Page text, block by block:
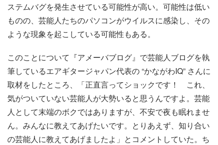
ステムバグを発生させている可能性が高い。可能性は低い
ものの、芸能人たちのパソコンがウイルスに感染し、その
ような現象を起こしている可能性もある。
このことについて『アメーバブログ』で芸能人ブログを執
筆しているエアギタージャパン代表の “かながわIQ” さんに
取材をしたところ、「正直言ってショックです！ これ、
気がついていない芸能人が大勢いると思うんですよ。芸能
人として末端のボクではありますが、不安で夜も眠れませ
ん。みんなに教えてあげたいです。とりあえず、知り合い
の芸能人に教えてあげましたよ」とコメントしていた。ち